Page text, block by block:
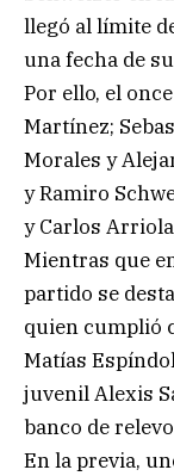
llegó al límite
una fecha de
Por ello, el
Martínez;
Morales y
y Ramiro
y Carlos
Mientras que
partido se
quien cumplió
Matías
juvenil Alexis
banco de
En la previa,